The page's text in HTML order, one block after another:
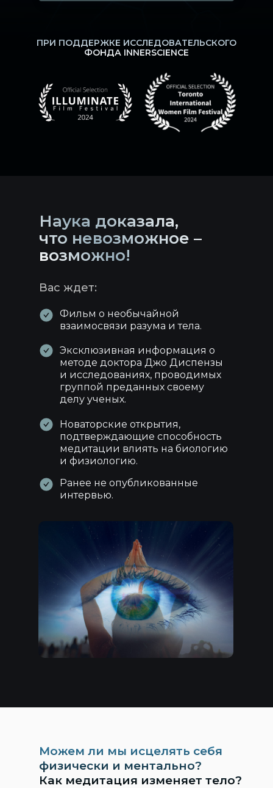
ПРИ ПОДДЕРЖКЕ ИССЛЕДОВАТЕЛЬСКОГО
ФОНДА INNERSCIENCE
Наука доказала,
что невозможное –
возможно!
Фильм о необычайной
взаимосвязи разума и тела.
Эксклюзивная информация о
методе доктора Джо Диспензы
и исследованиях, проводимых
группой преданных своему
делу ученых.
Новаторские открытия,
подтверждающие способность
медитации влиять на биологию
и физиологию.
Ранее не опубликованные
интервью.
Вас ждет:
Можем ли мы исцелять себя
физически и ментально?
Как медитация изменяет тело?